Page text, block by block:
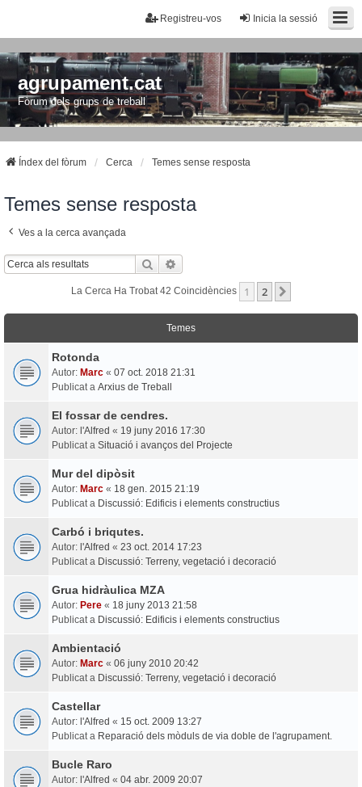
Inicia la sessió
Registreu-vos
agrupament.cat
Fòrum dels grups de treball
Índex del fòrum Cerca Temes sense resposta
Temes sense resposta
Ves a la cerca avançada
Cerca
La Cerca Ha Trobat 42 Coincidències 1 2
Temes
Rotonda
Autor: Marc « 07 oct. 2018 21:31
Publicat a Arxius de Treball
El fossar de cendres.
Autor: l'Alfred « 19 juny 2016 17:30
Publicat a Situació i avanços del Projecte
Mur del dipòsit
Autor: Marc « 18 gen. 2015 21:19
Publicat a Discussió: Edificis i elements constructius
Carbó i briqutes.
Autor: l'Alfred « 23 oct. 2014 17:23
Publicat a Discussió: Terreny, vegetació i decoració
Grua hidràulica MZA
Autor: Pere « 18 juny 2013 21:58
Publicat a Discussió: Edificis i elements constructius
Ambientació
Autor: Marc « 06 juny 2010 20:42
Publicat a Discussió: Terreny, vegetació i decoració
Castellar
Autor: l'Alfred « 15 oct. 2009 13:27
Publicat a Reparació dels mòduls de via doble de l'agrupament.
Bucle Raro
Autor: l'Alfred « 04 abr. 2009 20:07